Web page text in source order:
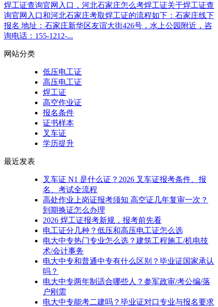
焊工证查询官网入口，河北石家庄怎么考焊工证关于‌焊工证查
询官网入口‌和‌河北石家庄考取焊工证‌的流程如下：石家庄线下
报名 地址：石家庄新华区友谊大街426号，水上公园附近，咨
询电话：155-1212-...
网站分类
低压电工证
高压电工证
焊工证
高空作业证
报名条件
证书样本
叉车证
学历提升
最近发表
叉车证 N1 是什么证？2026 叉车证报考条件、报
名、考试全流程
​高处作业上岗证报考须知 高空证几年复审一次？
到期换证怎么办理
2026 焊工证报考新规，报考前先看
电工证分几种？低压和高压电工证怎么选
电大中专热门专业怎么选？建筑工程施工/机电技
术/会计事务
电大中专和普通中专有什么区别？毕业证国家承认
吗？
电大中专两年制适合哪些人？参军政审/考公编/落
户刚需
电大中专能考二建吗？毕业证对口专业与报名要求